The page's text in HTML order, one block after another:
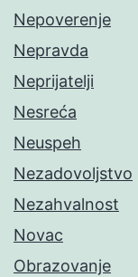
Nepoverenje
Nepravda
Neprijatelji
Nesreća
Neuspeh
Nezadovoljstvo
Nezahvalnost
Novac
Obrazovanje